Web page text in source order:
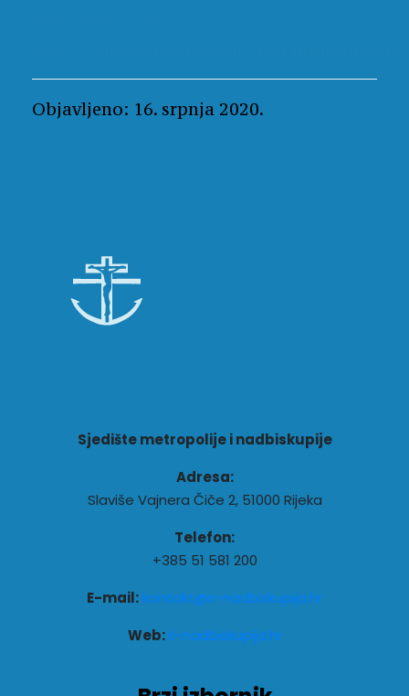
Objavljeno: 16. srpnja 2020.
Sjedište metropolije i nadbiskupije
Adresa:
Slaviše Vajnera Čiče 2, 51000 Rijeka
Telefon:
+385 51 581 200
E-mail: kontakt@ri-nadbiskupija.hr
Web:ri-nadbiskupija.hr